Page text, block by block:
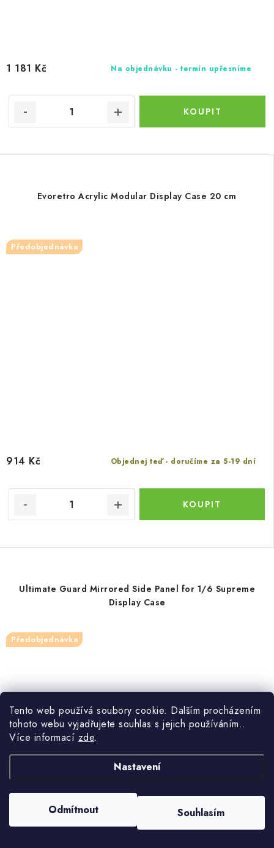
Tento web používá soubory cookie. Dalším procházením
tohoto webu vyjadřujete souhlas s jejich používáním..
Více informací zde.
Nastavení
Odmítnout Souhlasím
Na objednávku - termín upřesníme
1 181 Kč
Evoretro Acrylic Modular Display Case 20 cm
Předobjednávka
Objednej teď - doručíme za 5-19 dní
914 Kč
Ultimate Guard Mirrored Side Panel for 1/6 Supreme
Display Case
Předobjednávka